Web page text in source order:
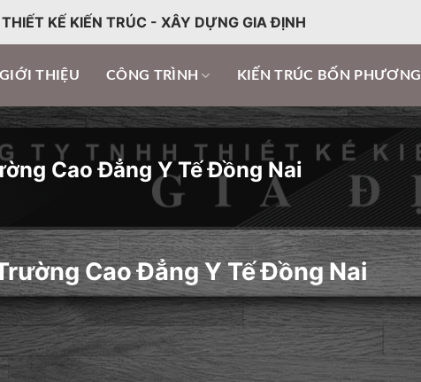
KẾ KIẾN TRÚC - XÂY DỰNG GIA ĐỊNH
GIỚI THIỆU CÔNG TRÌNH KIẾN TRÚC BỐN PHƯƠNG
Cao Đẳng Y Tế Đồng Nai
Cao Đẳng Y Tế Đồng Nai